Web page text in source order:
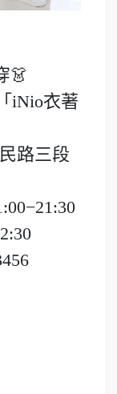
👗
iNio衣著
路三段